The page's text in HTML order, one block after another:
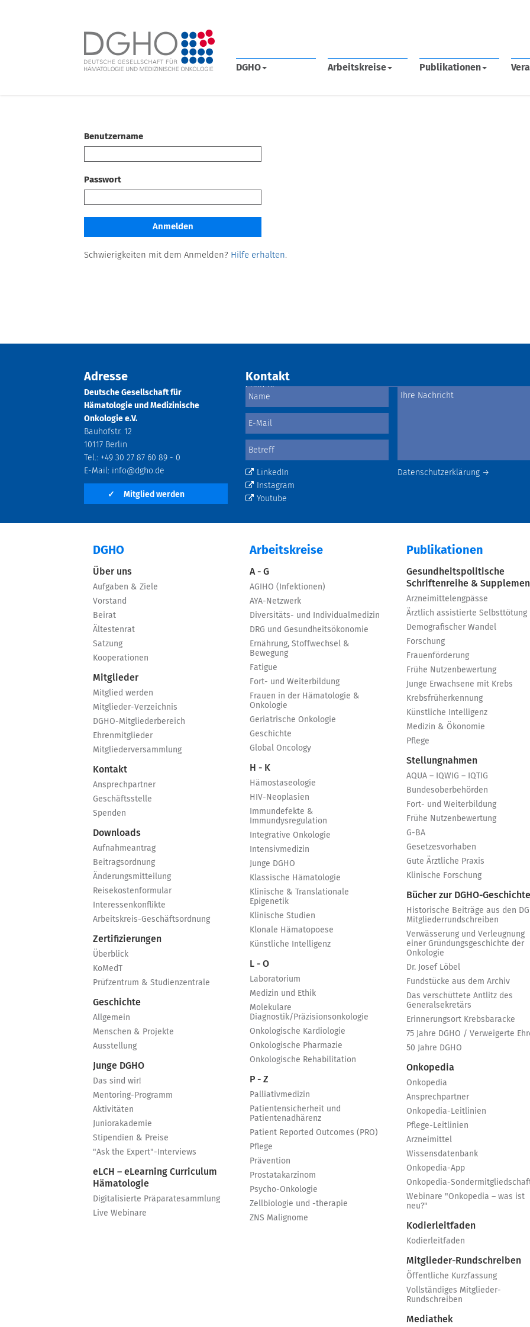
DGHO Arbeitskreise Publikationen
Benutzername
Passwort
Schwierigkeiten mit dem Anmelden? Hilfe erhalten.
Adresse
Deutsche Gesellschaft für
Hämatologie und Medizinische
Onkologie e.V.
Bauhofstr. 12
10117 Berlin
Tel.: +49 30 27 87 60 89 - 0
E-Mail: info@dgho.de
✓ Mitglied werden
Kontakt
Datenschutzerklärung →
LinkedIn
Instagram
Youtube
DGHO
Über uns
Aufgaben & Ziele
Vorstand
Beirat
Ältestenrat
Satzung
Kooperationen
Mitglieder
Mitglied werden
Mitglieder-Verzeichnis
DGHO-Mitgliederbereich
Ehrenmitglieder
Mitgliederversammlung
Kontakt
Ansprechpartner
Geschäftsstelle
Spenden
Downloads
Aufnahmeantrag
Beitragsordnung
Änderungsmitteilung
Reisekostenformular
Interessenkonflikte
Arbeitskreis-Geschäftsordnung
Zertifizierungen
Überblick
KoMedT
Prüfzentrum & Studienzentrale
Geschichte
Allgemein
Menschen & Projekte
Ausstellung
Junge DGHO
Das sind wir!
Mentoring-Programm
Aktivitäten
Juniorakademie
Stipendien & Preise
"Ask the Expert"-Interviews
eLCH – eLearning Curriculum
Hämatologie
Digitalisierte Präparatesammlung
Live Webinare
Arbeitskreise
A - G
AGIHO (Infektionen)
AYA-Netzwerk
Diversitäts- und Individualmedizin
DRG und Gesundheitsökonomie
Ernährung, Stoffwechsel &
Bewegung
Fatigue
Fort- und Weiterbildung
Frauen in der Hämatologie &
Onkologie
Geriatrische Onkologie
Geschichte
Global Oncology
H - K
Hämostaseologie
HIV-Neoplasien
Immundefekte &
Immundysregulation
Integrative Onkologie
Intensivmedizin
Junge DGHO
Klassische Hämatologie
Klinische & Translationale
Epigenetik
Klinische Studien
Klonale Hämatopoese
Künstliche Intelligenz
L - O
Laboratorium
Medizin und Ethik
Molekulare
Diagnostik/Präzisionsonkologie
Onkologische Kardiologie
Onkologische Pharmazie
Onkologische Rehabilitation
P - Z
Palliativmedizin
Patientensicherheit und
Patientenadhärenz
Patient Reported Outcomes (PRO)
Pflege
Prävention
Prostatakarzinom
Psycho-Onkologie
Zellbiologie und -therapie
ZNS Malignome
Publikationen
Gesundheitspolitische
Schriftenreihe &
Arzneimittelengpässe
Ärztlich assistierte Selbsttötung
Demografischer Wandel
Forschung
Frauenförderung
Frühe Nutzenbewertung
Junge Erwachsene mit Krebs
Krebsfrüherkennung
Künstliche Intelligenz
Medizin & Ökonomie
Pflege
Stellungnahmen
AQUA – IQWIG – IQTIG
Bundesoberbehörden
Fort- und Weiterbildung
Frühe Nutzenbewertung
G-BA
Gesetzesvorhaben
Gute Ärztliche Praxis
Klinische Forschung
Bücher zur DGHO-Geschichte
Historische Beiträge aus den
Mitgliederrundschreiben
Verwässerung und Verleugnung
einer Gründungsgeschichte der
Onkologie
Dr. Josef Löbel
Fundstücke aus dem Archiv
Das verschüttete Antlitz des
Generalsekretärs
Erinnerungsort Krebsbaracke
75 Jahre DGHO / Verweigerte
50 Jahre DGHO
Onkopedia
Onkopedia
Ansprechpartner
Onkopedia-Leitlinien
Pflege-Leitlinien
Arzneimittel
Wissensdatenbank
Onkopedia-App
Onkopedia-
Webinare "Onkopedia – was ist
neu?"
Kodierleitfaden
Kodierleitfaden
Mitglieder-Rundschreiben
Öffentliche Kurzfassung
Vollständiges Mitglieder-
Rundschreiben
Mediathek